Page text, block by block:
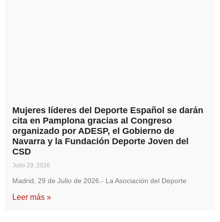
Mujeres líderes del Deporte Español se darán
cita en Pamplona gracias al Congreso
organizado por ADESP, el Gobierno de
Navarra y la Fundación Deporte Joven del
CSD
Julio 29, 2026
Madrid, 29 de Julio de 2026.- La Asociación del Deporte
Leer más »